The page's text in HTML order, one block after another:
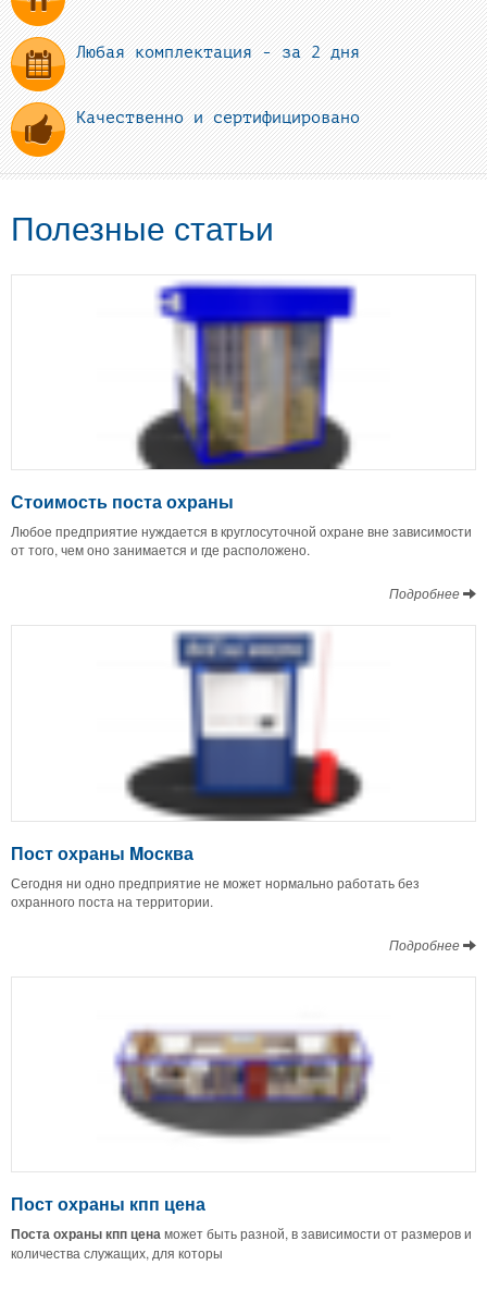
Любая комплектация - за 2 дня
Качественно и сертифицировано
Полезные статьи
Стоимость поста охраны
Любое предприятие нуждается в круглосуточной охране вне зависимости
от того, чем оно занимается и где расположено.
Подробнее
Пост охраны Mосква
Сегодня ни одно предприятие не может нормально работать без
охранного поста на территории.
Подробнее
Пост охраны кпп цена
Поста охраны кпп ценаможет быть разной, в зависимости от размеров и
количества служащих, для которы